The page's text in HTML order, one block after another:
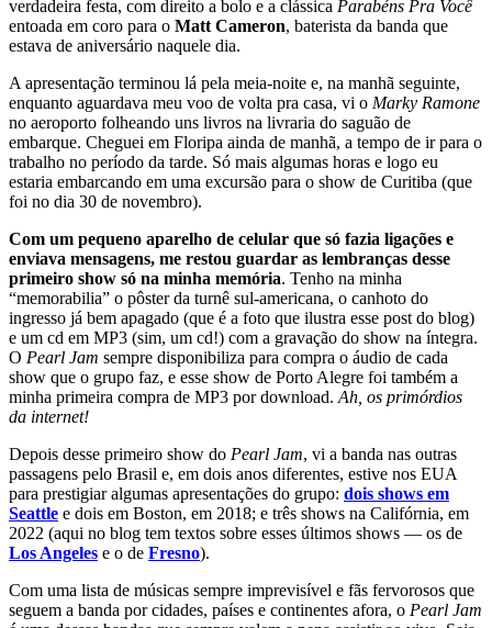
verdadeira festa, com direito a bolo e a clássica Parabéns Pra Você
entoada em coro para o Matt Cameron, baterista da banda que
estava de aniversário naquele dia.
A apresentação terminou lá pela meia-noite e, na manhã seguinte,
enquanto aguardava meu voo de volta pra casa, vi o Marky Ramone
no aeroporto folheando uns livros na livraria do saguão de
embarque. Cheguei em Floripa ainda de manhã, a tempo de ir para o
trabalho no período da tarde. Só mais algumas horas e logo eu
estaria embarcando em uma excursão para o show de Curitiba (que
foi no dia 30 de novembro).
Com um pequeno aparelho de celular que só fazia ligações e
enviava mensagens, me restou guardar as lembranças desse
primeiro show só na minha memória. Tenho na minha
“memorabilia” o pôster da turnê sul-americana, o canhoto do
ingresso já bem apagado (que é a foto que ilustra esse post do blog)
e um cd em MP3 (sim, um cd!) com a gravação do show na íntegra.
O Pearl Jam sempre disponibiliza para compra o áudio de cada
show que o grupo faz, e esse show de Porto Alegre foi também a
minha primeira compra de MP3 por download. Ah, os primórdios
da internet!
Depois desse primeiro show do Pearl Jam, vi a banda nas outras
passagens pelo Brasil e, em dois anos diferentes, estive nos EUA
para prestigiar algumas apresentações do grupo: dois shows em
Seattle e dois em Boston, em 2018; e três shows na Califórnia, em
2022 (aqui no blog tem textos sobre esses últimos shows — os de
Los Angeles e o de Fresno).
Com uma lista de músicas sempre imprevisível e fãs fervorosos que
seguem a banda por cidades, países e continentes afora, o Pearl Jam